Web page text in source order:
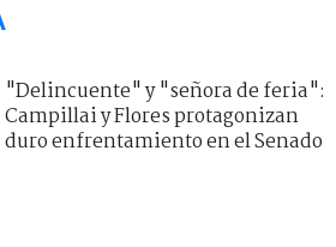
"Delincuente" y "señora de feria":
Campillai y Flores protagonizan
duro enfrentamiento en el Senado